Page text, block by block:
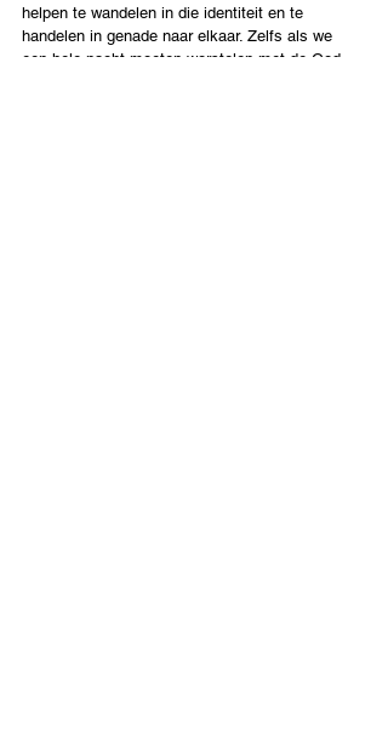
helpen te wandelen in die identiteit en te
handelen in genade naar elkaar. Zelfs als we
een hele nacht moeten worstelen met de God-